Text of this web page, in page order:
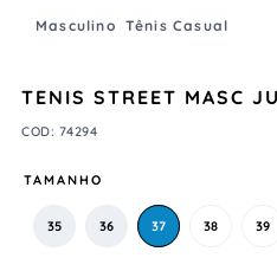
Masculino Tênis Casual
TENIS STREET MASC
COD: 74294
TAMANHO
35 36 37 38 39